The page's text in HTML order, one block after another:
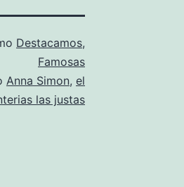
Destacamos,
Famosas
Anna Simon, el
las justas